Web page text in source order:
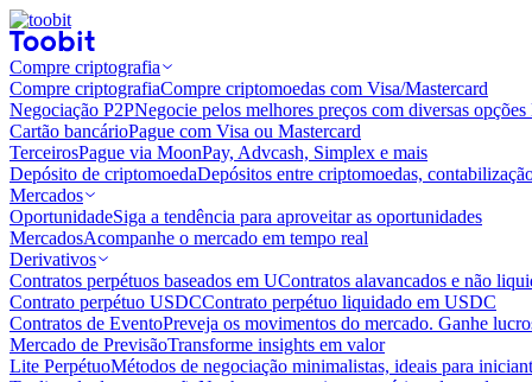
Compre criptografia
Compre criptografiaCompre criptomoedas com Visa/Mastercard
Negociação P2PNegocie pelos melhores preços com diversas
Cartão bancárioPague com Visa ou Mastercard
TerceirosPague via MoonPay, Advcash, Simplex e mais
Depósito de criptomoedaDepósitos entre criptomoedas,
Mercados
OportunidadeSiga a tendência para aproveitar as oportunidades
MercadosAcompanhe o mercado em tempo real
Derivativos
Contratos perpétuos baseados em UContratos alavancados e não
Contrato perpétuo USDCContrato perpétuo liquidado em USDC
Contratos de EventoPreveja os movimentos do mercado. Ganhe
Mercado de PrevisãoTransforme insights em valor
Lite PerpétuoMétodos de negociação minimalistas, ideais para